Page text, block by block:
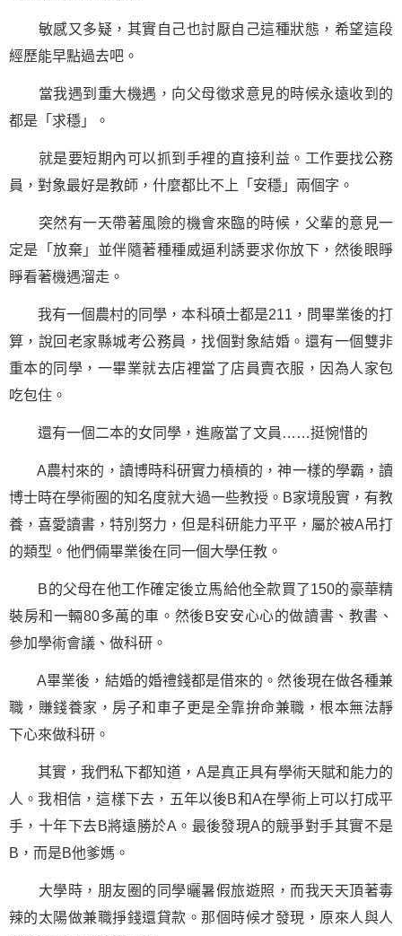
敏感又多疑，其實自己也討厭自己這種狀態，希望這段
經歷能早點過去吧。
當我遇到重大機遇，向父母徵求意見的時候永遠收到的
都是「求穩」。
就是要短期內可以抓到手裡的直接利益。工作要找公務
員，對象最好是教師，什麼都比不上「安穩」兩個字。
突然有一天帶著風險的機會來臨的時候，父輩的意見一
定是「放棄」並伴隨著種種威逼利誘要求你放下，然後眼睜
睜看著機遇溜走。
我有一個農村的同學，本科碩士都是211，問畢業後的打
算，說回老家縣城考公務員，找個對象結婚。還有一個雙非
重本的同學，一畢業就去店裡當了店員賣衣服，因為人家包
吃包住。
還有一個二本的女同學，進廠當了文員……挺惋惜的
A農村來的，讀博時科研實力槓槓的，神一樣的學霸，讀
博士時在學術圈的知名度就大過一些教授。B家境殷實，有教
養，喜愛讀書，特別努力，但是科研能力平平，屬於被A吊打
的類型。他們倆畢業後在同一個大學任教。
B的父母在他工作確定後立馬給他全款買了150的豪華精
裝房和一輛80多萬的車。然後B安安心心的做讀書、教書、
參加學術會議、做科研。
A畢業後，結婚的婚禮錢都是借來的。然後現在做各種兼
職，賺錢養家，房子和車子更是全靠拚命兼職，根本無法靜
下心來做科研。
其實，我們私下都知道，A是真正具有學術天賦和能力的
人。我相信，這樣下去，五年以後B和A在學術上可以打成平
手，十年下去B將遠勝於A。最後發現A的競爭對手其實不是
B，而是B他爹媽。
大學時，朋友圈的同學曬暑假旅遊照，而我天天頂著毒
辣的太陽做兼職掙錢還貸款。那個時候才發現，原來人與人